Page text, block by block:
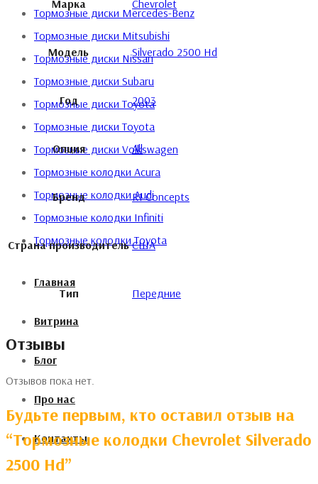
Тормозные диски Mercedes-Benz
Тормозные диски Mitsubishi
Тормозные диски Nissan
Тормозные диски Subaru
Тормозные диски Toyota
Тормозные диски Toyota
Тормозные диски Volkswagen
Тормозные колодки Acura
Тормозные колодки Audi
Тормозные колодки Infiniti
Тормозные колодки Toyota
Главная
Витрина
Блог
Про нас
Контакты
Марка Chevrolet
Модель Silverado 2500 Hd
Год 2003
Опция All
Бренд R1 Concepts
Страна производитель США
Тип Передние
Отзывы
Отзывов пока нет.
Будьте первым, кто оставил отзыв на
“Тормозные колодки Chevrolet Silverado
2500 Hd”